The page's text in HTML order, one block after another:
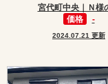
宮代町中央｜Ｎ様
価格
-
2024.07.21 更新